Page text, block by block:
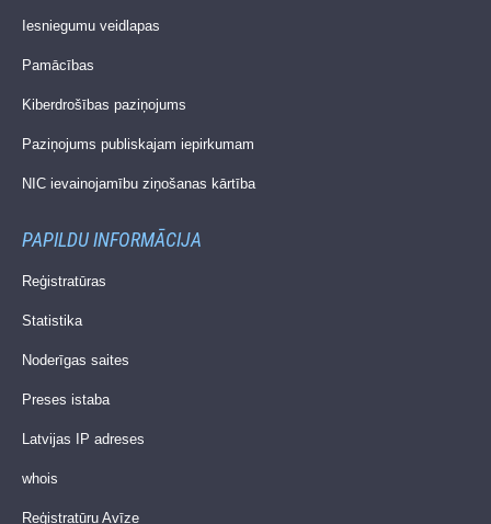
Iesniegumu veidlapas
Pamācības
Kiberdrošības paziņojums
Paziņojums publiskajam iepirkumam
NIC ievainojamību ziņošanas kārtība
PAPILDU INFORMĀCIJA
Reģistratūras
Statistika
Noderīgas saites
Preses istaba
Latvijas IP adreses
whois
Reģistratūru Avīze